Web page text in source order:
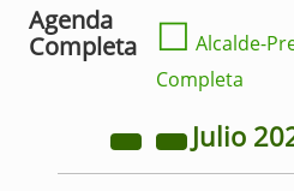
Agenda
Completa
☐ Alcalde-
Completa
Julio